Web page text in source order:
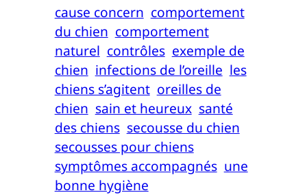
cause concern comportement
du chien comportement
naturel contrôles exemple de
chien infections de l’oreille les
chiens s’agitent oreilles de
chien sain et heureux santé
des chiens secousse du chien
secousses pour chiens
symptômes accompagnés une
bonne hygiène